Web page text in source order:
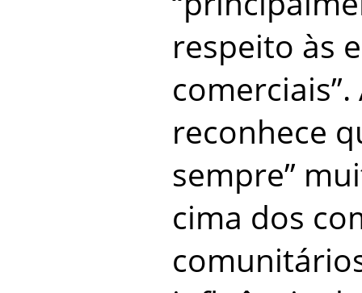
respeito às
reconhece
sempre”
cima dos